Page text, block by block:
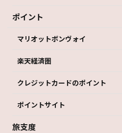
ポイント
マリオットボンヴォイ
楽天経済圏
クレジットカードのポイント
ポイントサイト
旅支度